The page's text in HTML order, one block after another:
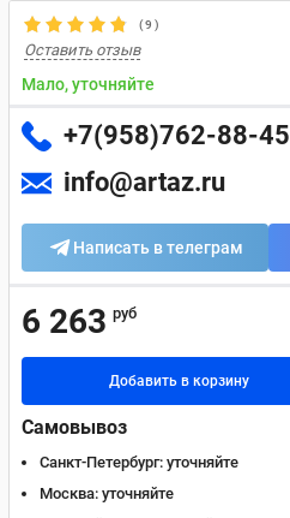
(9 )
Оставить отзыв
Мало, уточняйте
+7(958)762-88-45
info@artaz.ru
Написать в телеграм
6 263 руб
Добавить в корзину
Самовывоз
Санкт-Петербург: уточняйте
Москва: уточняйте